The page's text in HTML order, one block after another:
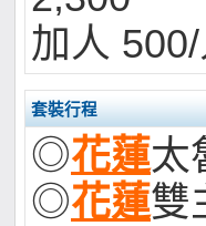
加人
套裝行程
◎花蓮太
◎花蓮雙